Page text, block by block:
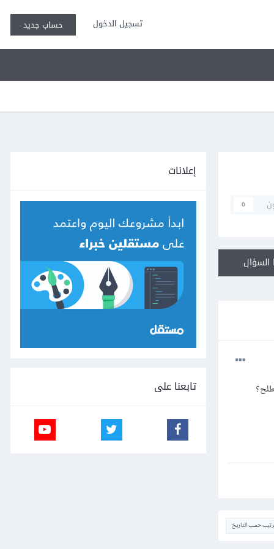
تسجيل الدخول حساب جديد
0
حسب التاريخ
إعلانات
تابعنا على